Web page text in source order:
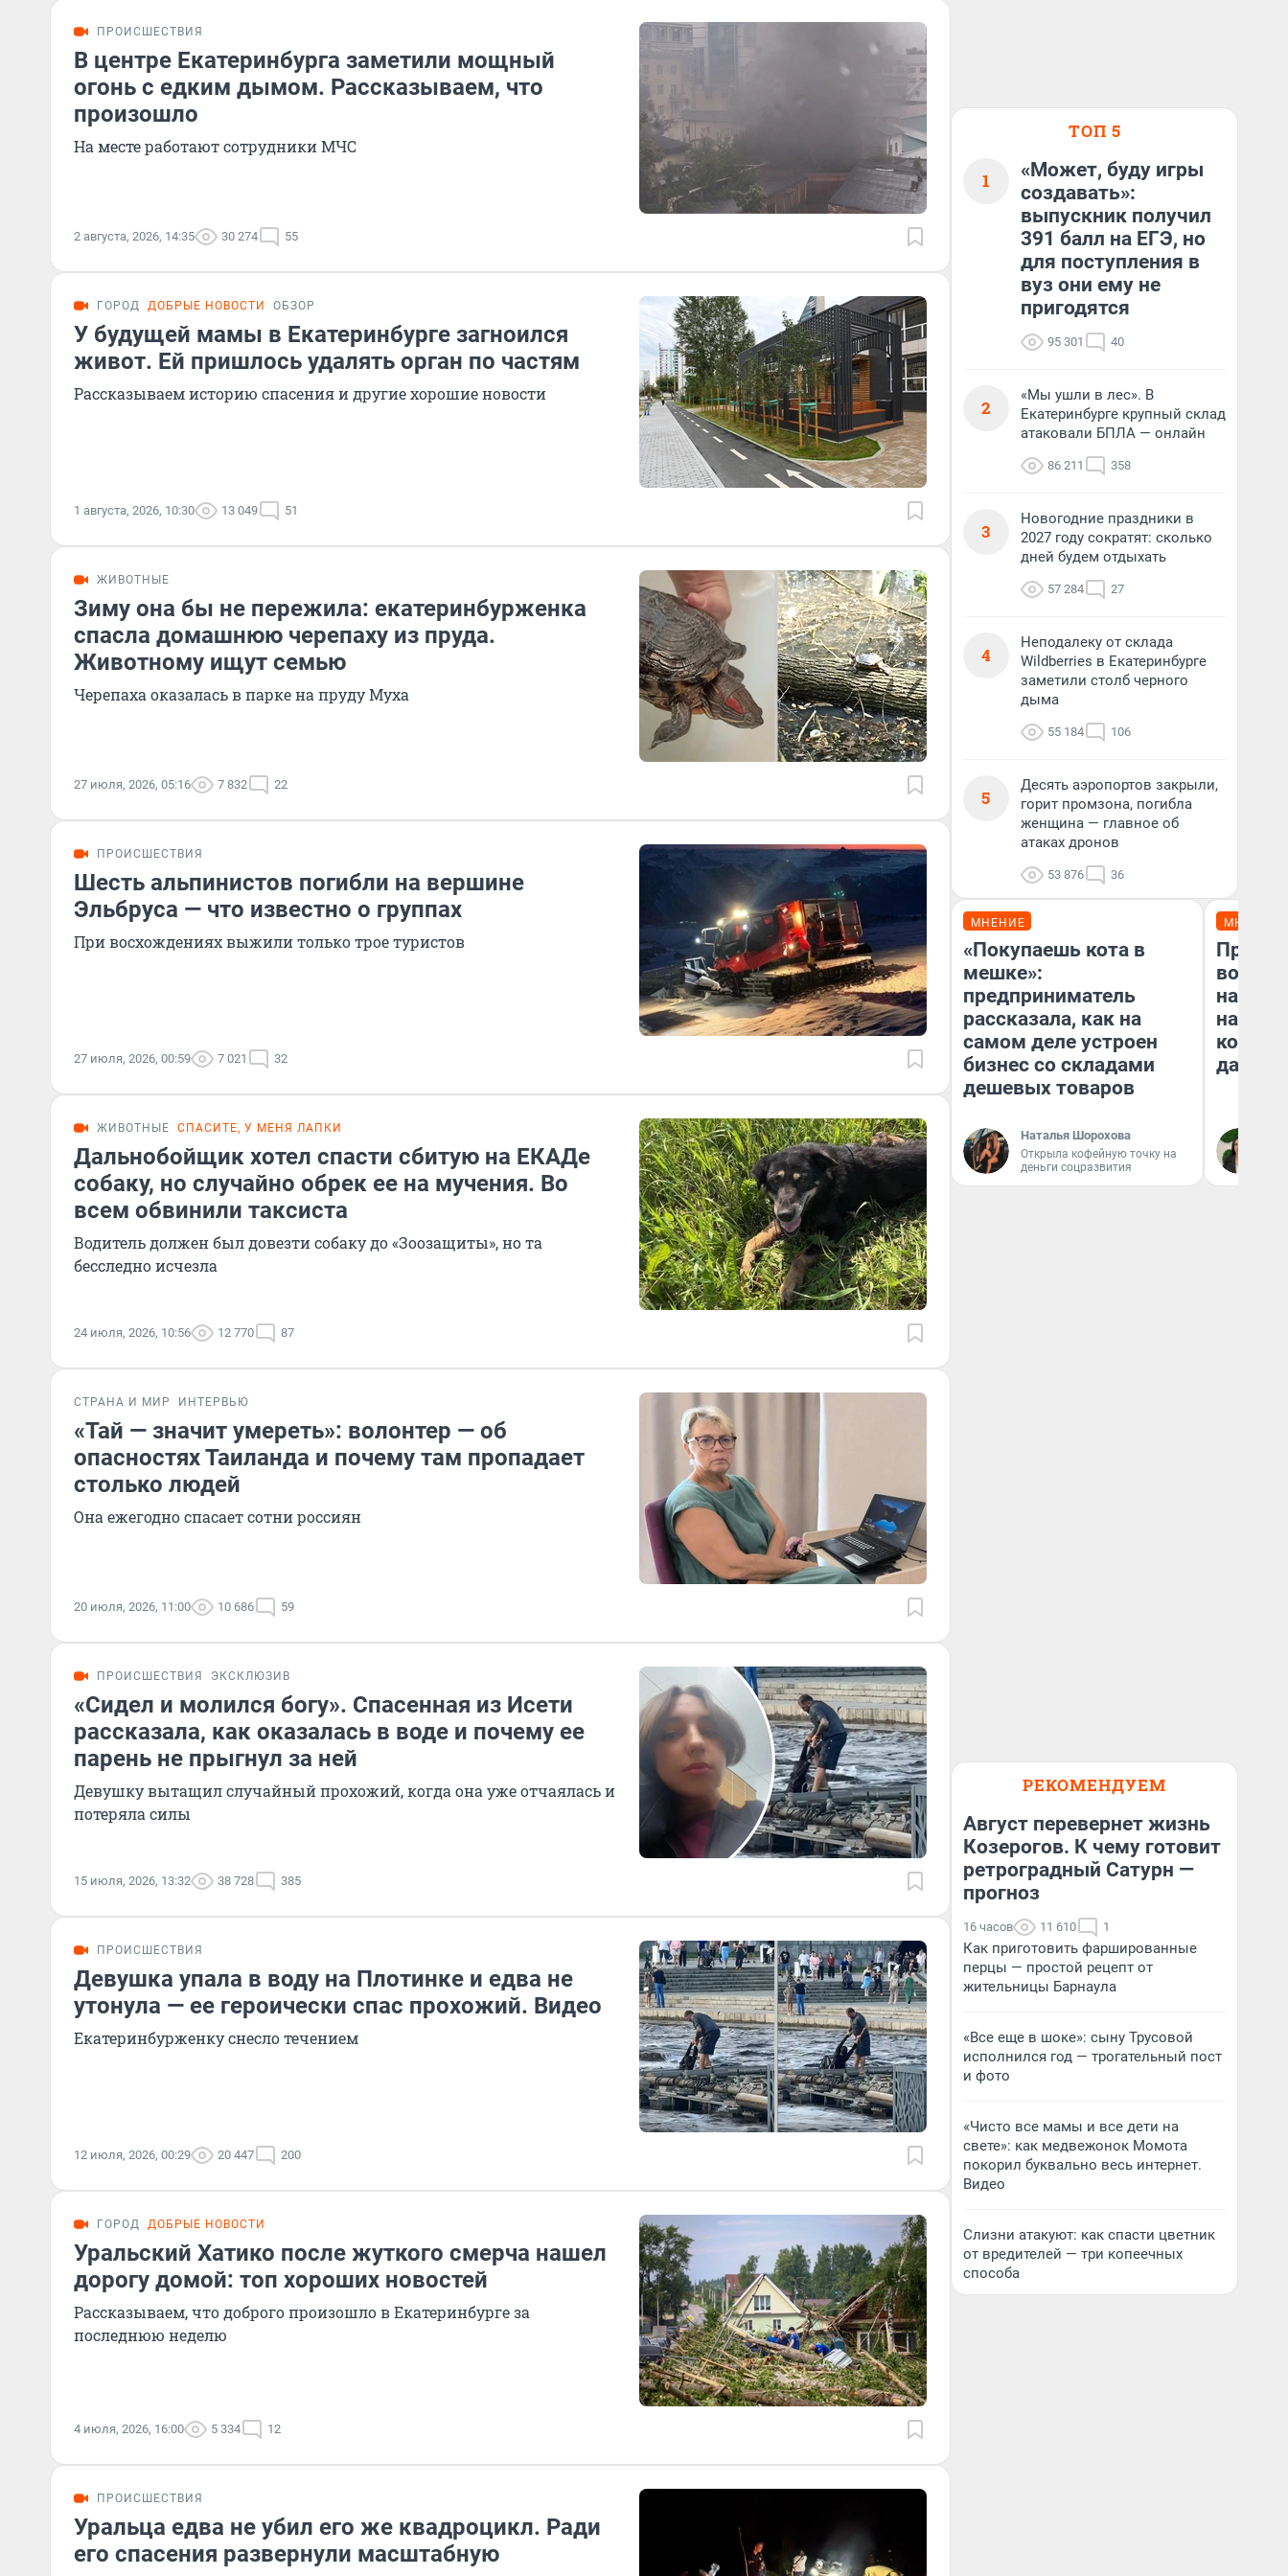
ПРОИСШЕСТВИЯ
В центре Екатеринбурга заметили мощный
огонь с едким дымом. Рассказываем, что
произошло
На месте работают сотрудники МЧС
2 августа, 2026, 14:35 30 274 55
ГОРОД ДОБРЫЕ НОВОСТИ ОБЗОР
У будущей мамы в Екатеринбурге загноился
живот. Ей пришлось удалять орган по частям
Рассказываем историю спасения и другие хорошие новости
1 августа, 2026, 10:30 13 049 51
ЖИВОТНЫЕ
Зиму она бы не пережила: екатеринбурженка
спасла домашнюю черепаху из пруда.
Животному ищут семью
Черепаха оказалась в парке на пруду Муха
27 июля, 2026, 05:16 7 832 22
ПРОИСШЕСТВИЯ
Шесть альпинистов погибли на вершине
Эльбруса — что известно о группах
При восхождениях выжили только трое туристов
27 июля, 2026, 00:59 7 021 32
ЖИВОТНЫЕ СПАСИТЕ, У МЕНЯ ЛАПКИ
Дальнобойщик хотел спасти сбитую на ЕКАДе
собаку, но случайно обрек ее на мучения. Во
всем обвинили таксиста
Водитель должен был довезти собаку до «Зоозащиты», но та
бесследно исчезла
24 июля, 2026, 10:56 12 770 87
СТРАНА И МИР ИНТЕРВЬЮ
«Тай — значит умереть»: волонтер — об
опасностях Таиланда и почему там пропадает
столько людей
Она ежегодно спасает сотни россиян
20 июля, 2026, 11:00 10 686 59
ПРОИСШЕСТВИЯ ЭКСКЛЮЗИВ
«Сидел и молился богу». Спасенная из Исети
рассказала, как оказалась в воде и почему ее
парень не прыгнул за ней
Девушку вытащил случайный прохожий, когда она уже отчаялась и
потеряла силы
15 июля, 2026, 13:32 38 728 385
ПРОИСШЕСТВИЯ
Девушка упала в воду на Плотинке и едва не
утонула — ее героически спас прохожий. Видео
Екатеринбурженку снесло течением
12 июля, 2026, 00:29 20 447 200
ГОРОД ДОБРЫЕ НОВОСТИ
Уральский Хатико после жуткого смерча нашел
дорогу домой: топ хороших новостей
Рассказываем, что доброго произошло в Екатеринбурге за
последнюю неделю
4 июля, 2026, 16:00 5 334 12
ПРОИСШЕСТВИЯ
Уральца едва не убил его же квадроцикл. Ради
его спасения развернули масштабную
ТОП 5
1
«Может, буду игры
создавать»:
выпускник получил
391 балл на ЕГЭ, но
для поступления в
вуз они ему не
пригодятся
95 301 40
2
«Мы ушли в лес». В
Екатеринбурге крупный склад
атаковали БПЛА — онлайн
86 211 358
3
Новогодние праздники в
2027 году сократят: сколько
дней будем отдыхать
57 284 27
4
Неподалеку от склада
Wildberries в Екатеринбурге
заметили столб черного
дыма
55 184 106
5
Десять аэропортов закрыли,
горит промзона, погибла
женщина — главное об
атаках дронов
53 876 36
МНЕНИЕ
«Покупаешь кота в
мешке»:
предприниматель
рассказала, как на
самом деле устроен
бизнес со складами
дешевых товаров
Наталья Шорохова
Открыла кофейную точку на
деньги соцразвития
МНЕНИЕ
нам
даже
РЕКОМЕНДУЕМ
Август перевернет жизнь
Козерогов. К чему готовит
ретроградный Сатурн —
прогноз
16 часов 11 610 1
Как приготовить фаршированные
перцы — простой рецепт от
жительницы Барнаула
«Все еще в шоке»: сыну Трусовой
исполнился год — трогательный пост
и фото
«Чисто все мамы и все дети на
свете»: как медвежонок Момота
покорил буквально весь интернет.
Видео
Слизни атакуют: как спасти цветник
от вредителей — три копеечных
способа